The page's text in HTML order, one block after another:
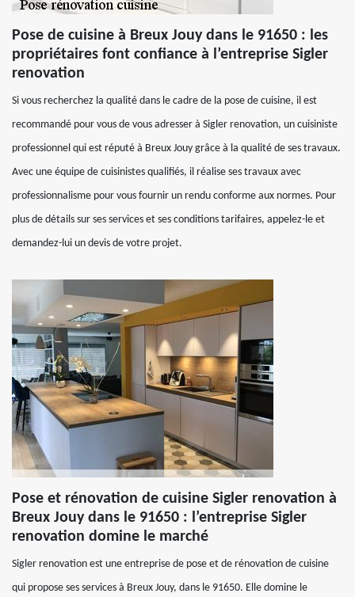
Pose de cuisine à Breux Jouy dans le 91650 : les
propriétaires font confiance à l’entreprise Sigler
renovation
Si vous recherchez la qualité dans le cadre de la pose de cuisine, il est
recommandé pour vous de vous adresser à Sigler renovation, un cuisiniste
professionnel qui est réputé à Breux Jouy grâce à la qualité de ses travaux.
Avec une équipe de cuisinistes qualifiés, il réalise ses travaux avec
professionnalisme pour vous fournir un rendu conforme aux normes. Pour
plus de détails sur ses services et ses conditions tarifaires, appelez-le et
demandez-lui un devis de votre projet.
Pose et rénovation de cuisine Sigler renovation à
Breux Jouy dans le 91650 : l’entreprise Sigler
renovation domine le marché
Sigler renovation est une entreprise de pose et de rénovation de cuisine
qui propose ses services à Breux Jouy, dans le 91650. Elle domine le